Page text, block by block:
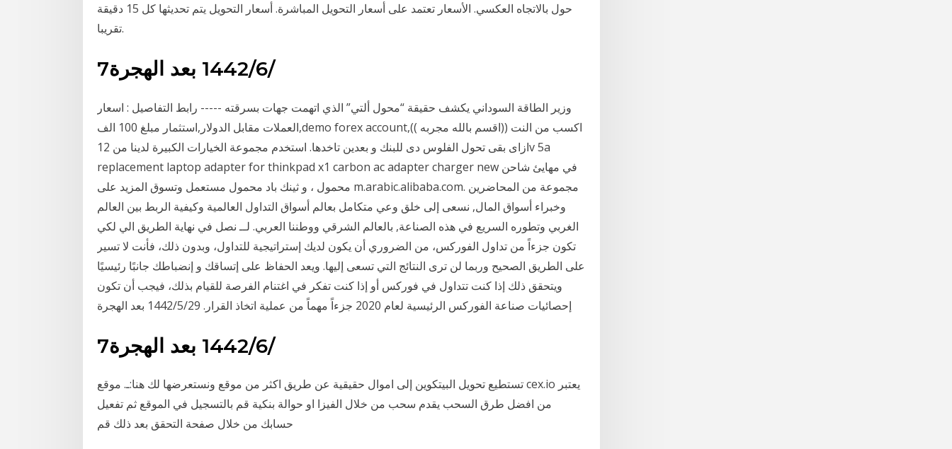
حول بالاتجاه العكسي. الأسعار تعتمد على أسعار التحويل المباشرة. أسعار التحويل يتم تحديثها كل 15 دقيقة
تقريبا.
7‏‏/6‏‏/1442 بعد الهجرة
وزير الطاقة السوداني يكشف حقيقة “محول ألتي” الذي اتهمت جهات بسرقته ----- رابط التفاصيل : اسعار
العملات مقابل الدولار,استثمار مبلغ 100 الف,demo forex account,اكسب من النت ((اقسم بالله مجربه ))
ازاى بقى تحول الفلوس دى للبنك و بعدين تاخدها. استخدم مجموعة الخيارات الكبيرة لدينا من 12v 5a
replacement laptop adapter for thinkpad x1 carbon ac adapter charger new في مهايئ شاحن
محمول ، و ثينك باد محمول مستعمل وتسوق المزيد على m.arabic.alibaba.com. مجموعة من المحاضرين
وخبراء أسواق المال, نسعى إلى خلق وعي متكامل بعالم أسواق التداول العالمية وكيفية الربط بين العالم
الغربي وتطوره السريع في هذه الصناعة, بالعالم الشرقي ووطننا العربي. لــ نصل في نهاية الطريق الي لكي
تكون جزءاً من تداول الفوركس، من الضروري أن يكون لديك إستراتيجية للتداول، وبدون ذلك، فأنت لا تسير
على الطريق الصحيح وربما لن ترى النتائج التي تسعى إليها. ويعد الحفاظ على إتساقك و إنضباطك جانبًا رئيسيًا
ويتحقق ذلك إذا كنت تتداول في فوركس أو إذا كنت تفكر في اغتنام الفرصة للقيام بذلك، فيجب أن تكون
إحصائيات صناعة الفوركس الرئيسية لعام 2020 جزءاً مهماً من عملية اتخاذ القرار. 29‏‏/5‏‏/1442 بعد الهجرة
7‏‏/6‏‏/1442 بعد الهجرة
تستطيع تحويل البيتكوين إلى اموال حقيقية عن طريق اكثر من موقع ونستعرضها لك هنا:ـ. موقع cex.io يعتبر
من افضل طرق السحب يقدم سحب من خلال الفيزا او حوالة بنكية قم بالتسجيل في الموقع ثم تفعيل
حسابك من خلال صفحة التحقق بعد ذلك قم